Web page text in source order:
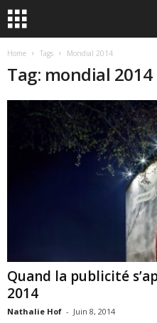
Home Tags Mondial 2014
Tag: mondial 2014
Quand la publicité
2014
Nathalie Hof - Juin 8, 2014